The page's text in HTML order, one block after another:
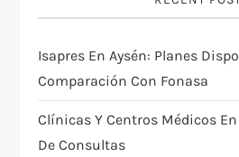
Isapres En Aysén: Planes
Comparación Con Fonasa
Clínicas Y Centros Médicos
De Consultas